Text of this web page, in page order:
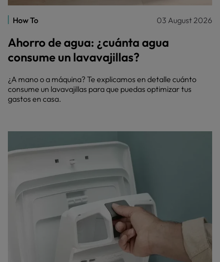
How To 03 August 2026
Ahorro de agua: ¿cuánta agua
consume un lavavajillas?
¿A mano o a máquina? Te explicamos en detalle cuánto
consume un lavavajillas para que puedas optimizar tus
gastos en casa.